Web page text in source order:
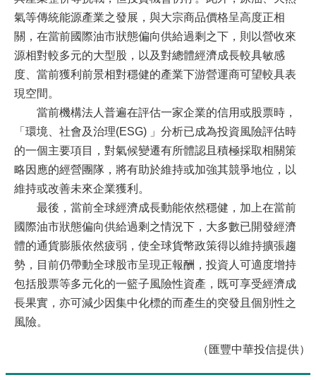
氣等傳統能源產業之發展，與大宗商品價格呈高度正相
關，在當前國際油市狀態偏向供給過剩之下，則以營收來
源相對較多元的大型股，以及對總體經濟成長較具敏感
度、當前獲利前景相對穩健的產業下游營運商可望較具表
現空間。
當前機構法人普遍在評估一家企業的信用或股票時，
「環境、社會及治理(ESG) 」分析已成為投資風險評估時
的一個主要項目，對氣候變遷有所體認且積極採取相關策
略因應的經營團隊，將有助於維持或加強其競爭地位，以
維持或改善未來企業獲利。
最後，當前全球經濟成長動能依然穩健，加上在當前
國際油市狀態偏向供給過剩之情況下，大多數已開發經濟
體的通貨膨脹依然疲弱，使全球貨幣政策得以維持擴張趨
勢，目前仍帶動全球股市呈現正報酬，投資人可適度增持
包括股票等多元化的一籃子風險性資產，既可享受經濟成
長果實，亦可減少因集中化標的而產生的突發且個別性之
風險。
（匯豐中華投信提供）